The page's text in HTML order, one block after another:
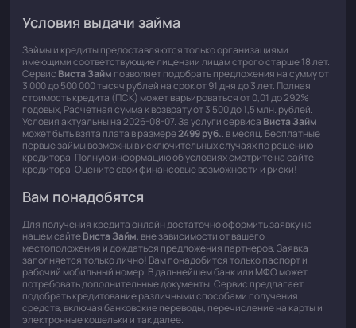
Условия выдачи займа
Займы и кредиты предоставляются только организациями
имеющими соответствующие лицензии лицам строго старше 18 лет.
Сервис Виста Займ позволяет подобрать предложения на сумму от
3 000 до 500 000 тысяч рублей на срок от 91 дня до 3 лет. Полная
стоимость кредита (ПСК) может варьироваться от 0,01 до 292%
годовых, Расчетная сумма к возврату от 3 500 до 1,5 млн. рублей.
Условия актуальны на 2026-08-07. За услуги сервиса Виста Займ
может быть взята плата в размере2499 руб.. в месяц. Бесплатные
первые займы возможны в исключительных случаях по решению
кредитора. Полную информацию об условиях смотрите на сайте
кредитора. Оцените свои финансовые возможности и риски!
Вам понадобятся
Для получения кредита онлайн достаточно оформить заявку на
нашем сайтеВиста Займ, вне зависимости от вашего
местоположения и дождаться предложения партнеров. Заявка
заполняется только лично! Вам понадобится только паспорт и
рабочий мобильный номер. В дальнейшем банк или МФО может
потребовать дополнительные документы. Сервис предлагает
подобрать кредитование различными способами получения
средств, включая банковские переводы, перечисление на карты и
электронные кошельки и так далее.